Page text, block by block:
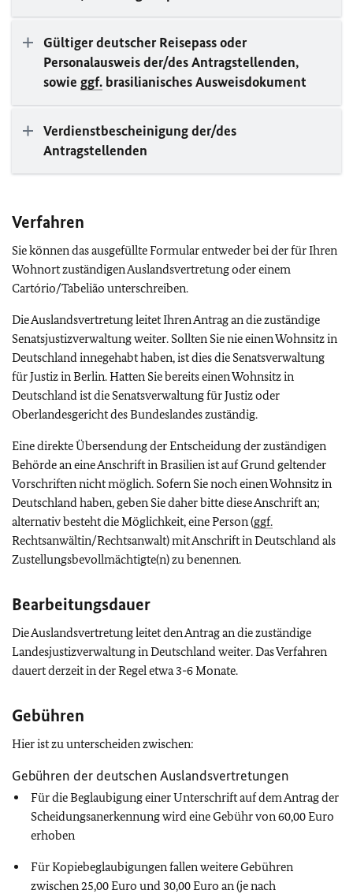
Gültiger deutscher Reisepass oder
Personalausweis der/des Antragstellenden,
sowie ggf. brasilianisches Ausweisdokument
Verdienstbescheinigung der/des
Antragstellenden
Verfahren
Sie können das ausgefüllte Formular entweder bei der für Ihren
Wohnort zuständigen Auslandsvertretung oder einem
Cartório/Tabelião unterschreiben.
Die Auslandsvertretung leitet Ihren Antrag an die zuständige
Senatsjustizverwaltung weiter. Sollten Sie nie einen Wohnsitz in
Deutschland innegehabt haben, ist dies die Senatsverwaltung
für Justiz in Berlin. Hatten Sie bereits einen Wohnsitz in
Deutschland ist die Senatsverwaltung für Justiz oder
Oberlandesgericht des Bundeslandes zuständig.
Eine direkte Übersendung der Entscheidung der zuständigen
Behörde an eine Anschrift in Brasilien ist auf Grund geltender
Vorschriften nicht möglich. Sofern Sie noch einen Wohnsitz in
Deutschland haben, geben Sie daher bitte diese Anschrift an;
alternativ besteht die Möglichkeit, eine Person (ggf.
Rechtsanwältin/Rechtsanwalt) mit Anschrift in Deutschland als
Zustellungsbevollmächtigte(n) zu benennen.
Bearbeitungsdauer
Die Auslandsvertretung leitet den Antrag an die zuständige
Landesjustizverwaltung in Deutschland weiter. Das Verfahren
dauert derzeit in der Regel etwa 3-6 Monate.
Gebühren
Hier ist zu unterscheiden zwischen:
Gebühren der deutschen Auslandsvertretungen
Für die Beglaubigung einer Unterschrift auf dem Antrag der
Scheidungsanerkennung wird eine Gebühr von 60,00 Euro
erhoben
Für Kopiebeglaubigungen fallen weitere Gebühren
zwischen 25,00 Euro und 30,00 Euro an (je nach